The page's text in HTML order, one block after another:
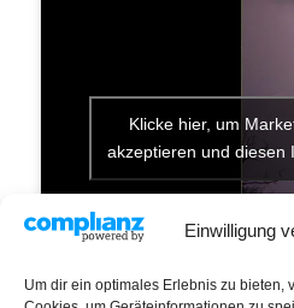
Einwilligung
Um dir ein optimales Erlebnis zu bieten,
Klicke hier, um
akzeptieren und diesen